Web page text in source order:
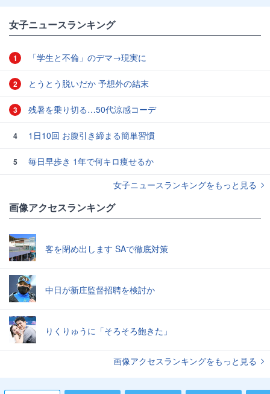
女子ニュースランキング
1 「学生と不倫」のデマ→現実に
2 とうとう脱いだか 予想外の結末
3 残暑を乗り切る…50代涼感コーデ
4 1日10回 お腹引き締まる簡単習慣
5
毎日早歩き 1年で何キロ痩せるか
女子ニュースランキングをもっと見る
画像アクセスランキング
客を閉め出します SAで徹底対策
中日が新庄監督招聘を検討か
りくりゅうに「そろそろ飽きた」
画像アクセスランキングをもっと見る